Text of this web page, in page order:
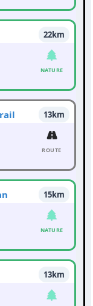
22km
NATURE
13km
ROUTE
15km
NATURE
13km